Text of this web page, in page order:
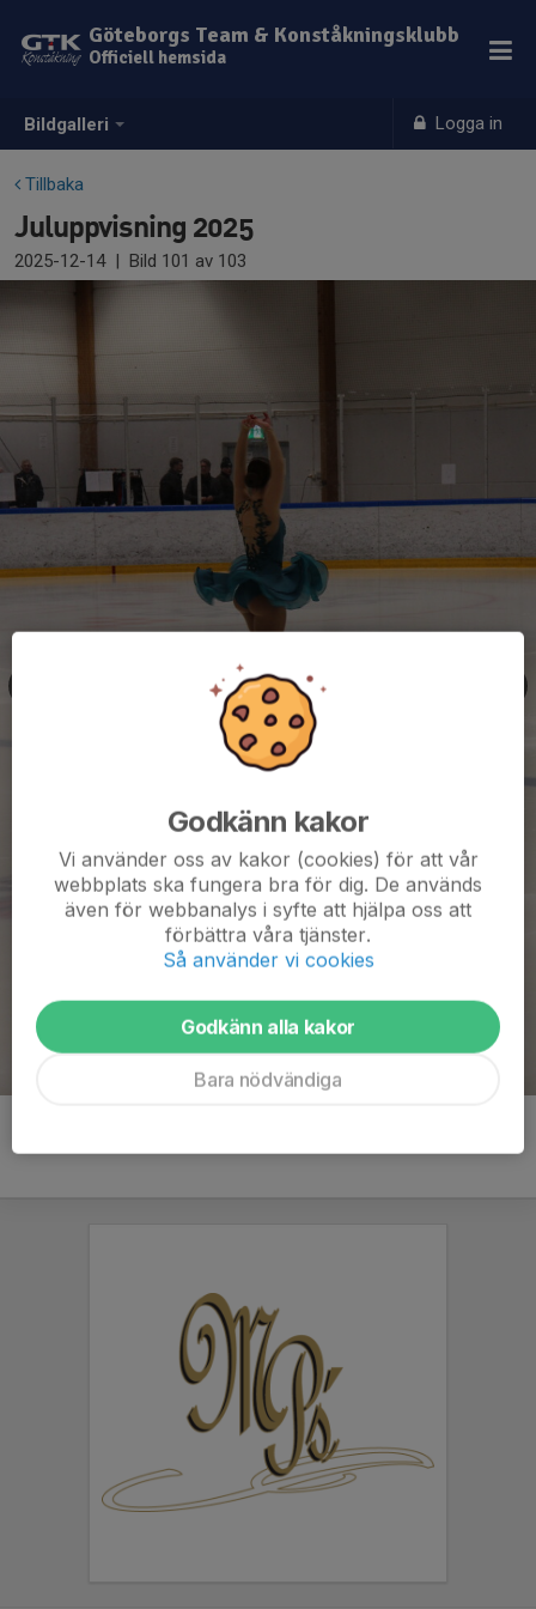
Bildgalleri Logga in
Göteborgs Team & Konståkningsklubb
Officiell hemsida
Tillbaka
Juluppvisning 2025
2025-12-14 | Bild 101 av 103
Godkänn kakor
Vi använder oss av kakor (cookies) för att vår
webbplats ska fungera bra för dig. De används
även för webbanalys i syfte att hjälpa oss att
förbättra våra tjänster.
Så använder vi cookies
Godkänn alla kakor
Bara nödvändiga